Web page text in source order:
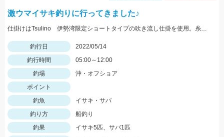
激ウマイサキ釣りに行ってきました♪
仕掛けはTsulino 伊勢湾限定ショートタイプの吹き流し仕掛を使用。糸絡みも少なくオススメです！
釣行日
2022/05/14
釣行時間
05:00～12:00
釣場
沖・オフショア
ポイント
釣魚
イサキ・サバ
釣り方
船釣り
釣果
イサキ5匹、サバ1匹